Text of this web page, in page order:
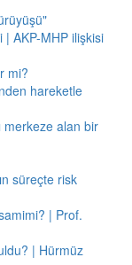
| AKP-MHP ilişkisi
mi?
hareketle
merkeze alan bir
süreçte risk
| Prof.
| Hürmüz